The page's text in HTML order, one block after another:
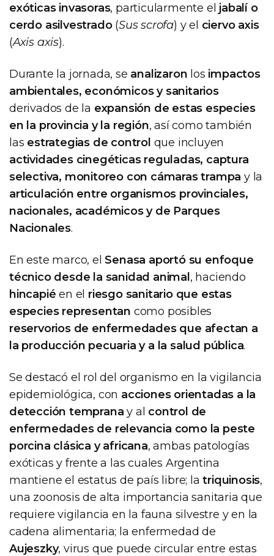
exóticas invasoras, particularmente el jabalí o
cerdo asilvestrado(Sus scrofa) y el ciervo axis
(Axis axis).
Durante la jornada, se analizaron los impactos
ambientales, económicos y sanitarios
derivados de la expansión de estas especies
en la provincia y la región, así como también
las estrategias de control que incluyen
actividades cinegéticas reguladas, captura
selectiva, monitoreo con cámaras trampa y la
articulación entre organismos provinciales,
nacionales, académicos y de Parques
Nacionales.
En este marco, elSenasa aportó su enfoque
técnico desde la sanidad animal , haciendo
hincapié en el riesgo sanitario que estas
especies representan como posibles
reservorios de enfermedades que afectan a
la producción pecuaria y a la salud pública.
Se destacó el rol del organismo en la vigilancia
epidemiológica, con acciones orientadas a la
detección temprana y al control de
enfermedades de relevancia como la peste
porcina clásica y africana, ambas patologías
exóticas y frente a las cuales Argentina
mantiene el estatus de país libre; latriquinosis,
una zoonosis de alta importancia sanitaria que
requiere vigilancia en la fauna silvestre y en la
cadena alimentaria; la enfermedad de
Aujeszky, virus que puede circular entre estas